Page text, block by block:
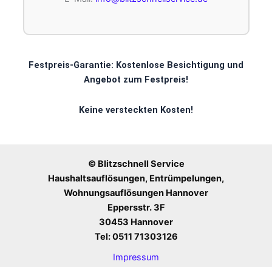
Festpreis-Garantie: Kostenlose Besichtigung und
Angebot zum Festpreis!
Keine versteckten Kosten!
© Blitzschnell Service
Haushaltsauflösungen, Entrümpelungen,
Wohnungsauflösungen Hannover
Eppersstr. 3F
30453 Hannover
Tel: 0511 71303126
Impressum